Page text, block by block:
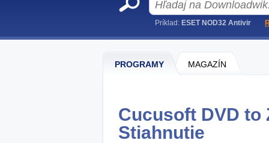
PROGRAMY MAGAZÍN
Cucusoft DVD to
Stiahnutie
Príklad: ESET NOD32 Antivir